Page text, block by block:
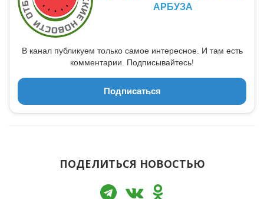
АРБУЗА
В канал публикуем только самое интересное. И там есть
комментарии. Подписывайтесь!
Подписаться
ПОДЕЛИТЬСЯ НОВОСТЬЮ